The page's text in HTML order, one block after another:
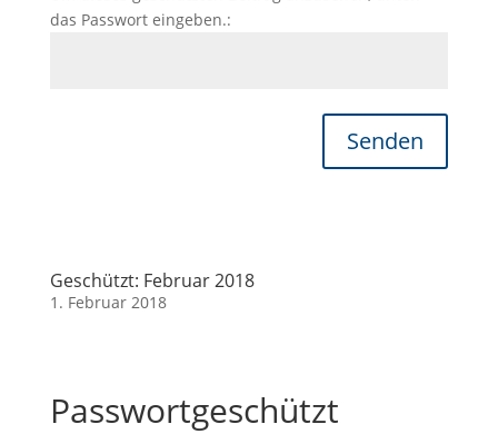
das Passwort eingeben.:
Senden
Geschützt: Februar 2018
1. Februar 2018
Passwortgeschützt